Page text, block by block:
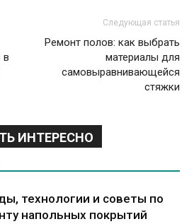
в
Следующая статья
Ремонт полов: как выбрать
материалы для
самовыравнивающейся
стяжки
ИНТЕРЕСНО
технологии и советы по
напольных покрытий